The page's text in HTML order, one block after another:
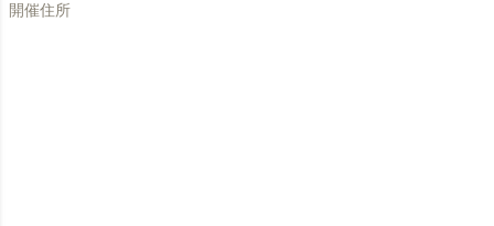
開催住所